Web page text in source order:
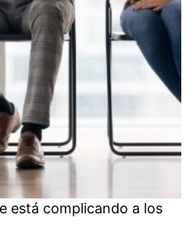
está complicando a los